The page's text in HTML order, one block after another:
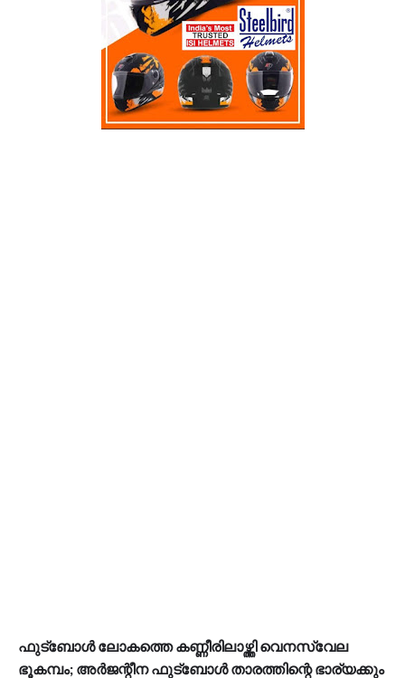
ഫുട്‌ബോള്‍ ലോകത്തെ കണ്ണീരിലാഴ്ത്തി വെനസ്വേല
ഭൂകമ്പം; അര്‍ജന്റീന ഫുട്ബോള്‍ താരത്തിന്റെ ഭാര്യക്കും